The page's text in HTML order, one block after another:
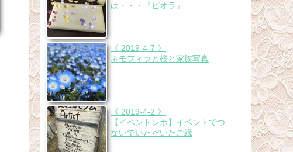
は・・・『ビオラ』
《 2019-4-7 》
ネモフィラと桜と家族写真
《 2019-4-2 》
【イベントレポ】イベントでつ
ないでいただいたご縁